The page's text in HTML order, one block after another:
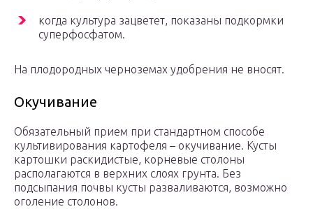
когда культура зацветет, показаны подкормки
суперфосфатом.
На плодородных черноземах удобрения не вносят.
Окучивание
Обязательный прием при стандартном способе
культивирования картофеля – окучивание. Кусты
картошки раскидистые, корневые столоны
располагаются в верхних слоях грунта. Без
подсыпания почвы кусты разваливаются, возможно
оголение столонов.